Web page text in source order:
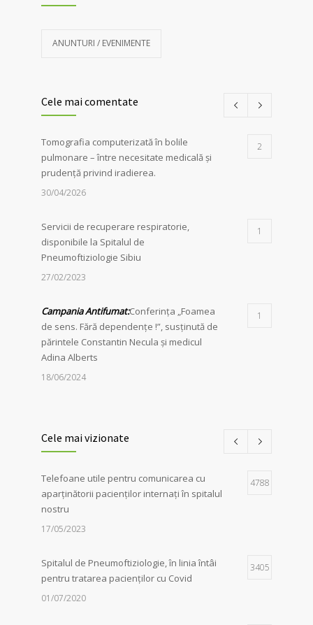
ANUNTURI / EVENIMENTE
Cele mai comentate
Tomografia computerizată în bolile
pulmonare – între necesitate medicală și
prudență privind iradierea.
2
30/04/2026
Servicii de recuperare respiratorie,
disponibile la Spitalul de
Pneumoftiziologie Sibiu
1
27/02/2023
Campania Antifumat:Conferința „Foamea
de sens. Fără dependențe !”, susținută de
părintele Constantin Necula și medicul
Adina Alberts
1
18/06/2024
Spitalul de Pneumoftiziologie Sibiu
marchează Ziua Mondială de Luptă
Împotriva Tuberculozei printr-o serie de
acțiuni dedicate comunității
1
Cele mai vizionate
Telefoane utile pentru comunicarea cu
aparținătorii pacienților internați în spitalul
nostru
4788
17/05/2023
Spitalul de Pneumoftiziologie, în linia întâi
pentru tratarea pacienților cu Covid
3405
01/07/2020